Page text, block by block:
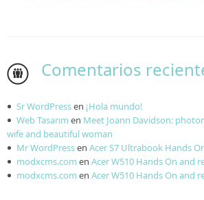
Comentarios
Sr WordPressen ¡Hola mundo!
Web Tasarım en Meet Joann Davidson:
wife and beautiful woman
Mr WordPressen Acer S7 Ultrabook Hands
modxcms.com en Acer W510 Hands On and
modxcms.com en Acer W510 Hands On and